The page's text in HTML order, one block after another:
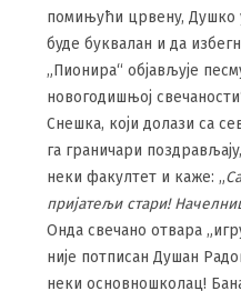
помињући црвену, Душко
буде буквалан и да
„Пионира“ објављује
новогодишњој
Снешка, који долази са
га граничари
неки факултет и каже: „
пријатељи стари!
Онда свечано отвара
није потписан Душан
неки основношколац!